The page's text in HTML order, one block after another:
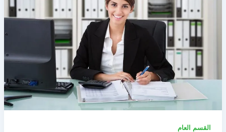
القسم العام